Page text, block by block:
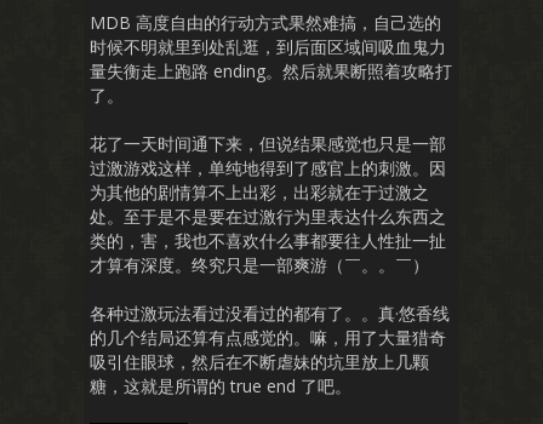
MDB 高度自由的行动方式果然难搞，自己选的
时候不明就里到处乱逛，到后面区域间吸血鬼力
量失衡走上跑路 ending。然后就果断照着攻略打
了。
花了一天时间通下来，但说结果感觉也只是一部
过激游戏这样，单纯地得到了感官上的刺激。因
为其他的剧情算不上出彩，出彩就在于过激之
处。至于是不是要在过激行为里表达什么东西之
类的，害，我也不喜欢什么事都要往人性扯一扯
才算有深度。终究只是一部爽游（￣。。￣）
各种过激玩法看过没看过的都有了。。真·悠香线
的几个结局还算有点感觉的。嘛，用了大量猎奇
吸引住眼球，然后在不断虐妹的坑里放上几颗
糖，这就是所谓的 true end 了吧。